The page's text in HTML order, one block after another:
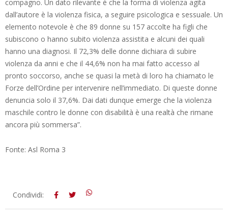
compagno. Un dato rilevante è che la forma di violenza agita
dall’autore è la violenza fisica, a seguire psicologica e sessuale. Un
elemento notevole è che 89 donne su 157 accolte ha figli che
subiscono o hanno subito violenza assistita e alcuni dei quali
hanno una diagnosi. Il 72,3% delle donne dichiara di subire
violenza da anni e che il 44,6% non ha mai fatto accesso al
pronto soccorso, anche se quasi la metà di loro ha chiamato le
Forze dell’Ordine per intervenire nell’immediato. Di queste donne
denuncia solo il 37,6%. Dai dati dunque emerge che la violenza
maschile contro le donne con disabilità è una realtà che rimane
ancora più sommersa”.
Fonte: Asl Roma 3
2025-
Condividi: